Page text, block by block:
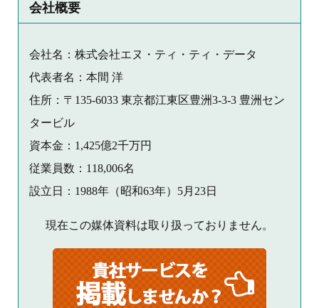
会社概要
会社名：株式会社エヌ・ティ・ティ・データ
代表者名：本間 洋
住所：〒135-6033 東京都江東区豊洲3-3-3 豊洲セン
タービル
資本金：1,425億2千万円
従業員数：118,006名
設立日：1988年（昭和63年）5月23日
現在この媒体資料は取り扱っておりません。